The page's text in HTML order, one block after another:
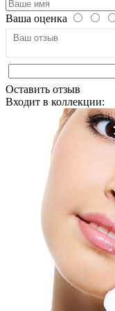
Ваша оценка
Оставить отзыв
Входит в коллекции: